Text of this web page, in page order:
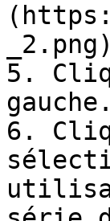
_2.png)
5.
gauche.
6.